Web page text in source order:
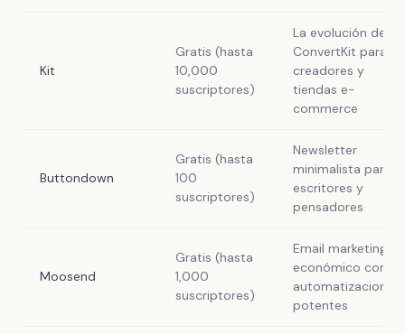
Kit
Gratis (hasta
10,000
suscriptores)
La evolución de
ConvertKit para
creadores y
tiendas e-
commerce
Buttondown
Gratis (hasta
100
suscriptores)
Newsletter
minimalista para
escritores y
pensadores
Moosend
Gratis (hasta
1,000
suscriptores)
Email marketing
económico con
automatizaciones
potentes